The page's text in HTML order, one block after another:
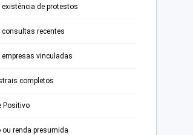
de protestos
consultas recentes
empresas vinculadas
completos
Positivo
renda presumida